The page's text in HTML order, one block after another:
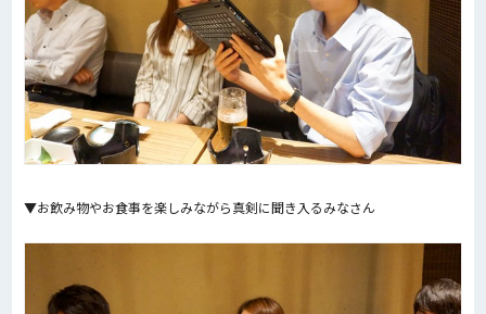
▼お飲み物やお食事を楽しみながら真剣に聞き入るみなさん